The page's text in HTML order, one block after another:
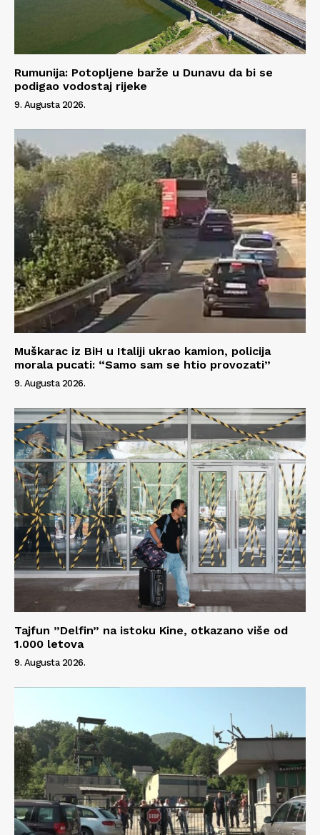
Info
O nama
Kontakt
Impressum
Rumunija: Potopljene barže u Dunavu da bi se
podigao vodostaj rijeke
9. Augusta 2026.
Muškarac iz BiH u Italiji ukrao kamion, policija
morala pucati: “Samo sam se htio provozati”
9. Augusta 2026.
Tajfun ”Delfin” na istoku Kine, otkazano više od
1.000 letova
9. Augusta 2026.